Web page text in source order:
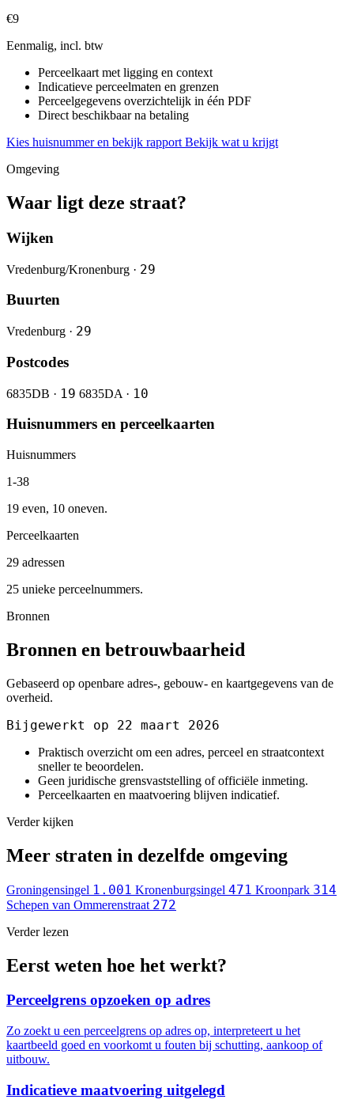
€9
Eenmalig, incl. btw
Perceelkaart met ligging en context
Indicatieve perceelmaten en grenzen
Perceelgegevens overzichtelijk in één PDF
Direct beschikbaar na betaling
Kies huisnummer en bekijk rapport Bekijk wat u krijgt
Omgeving
Waar ligt deze straat?
Wijken
Vredenburg/Kronenburg · 29
Buurten
Vredenburg · 29
Postcodes
6835DB · 19 6835DA · 10
Huisnummers en perceelkaarten
Huisnummers
1-38
19 even, 10 oneven.
Perceelkaarten
29 adressen
25 unieke perceelnummers.
Bronnen
Bronnen en betrouwbaarheid
Gebaseerd op openbare adres-, gebouw- en kaartgegevens van de
overheid.
Bijgewerkt op 22 maart 2026
Praktisch overzicht om een adres, perceel en straatcontext
sneller te beoordelen.
Geen juridische grensvaststelling of officiële inmeting.
Perceelkaarten en maatvoering blijven indicatief.
Verder kijken
Meer straten in dezelfde omgeving
Groningensingel 1.001 Kronenburgsingel 471 Kroonpark 314
Schepen van Ommerenstraat 272
Verder lezen
Eerst weten hoe het werkt?
Perceelgrens opzoeken op adres
Zo zoekt u een perceelgrens op adres op, interpreteert u het
kaartbeeld goed en voorkomt u fouten bij schutting, aankoop of
uitbouw.
Indicatieve maatvoering uitgelegd